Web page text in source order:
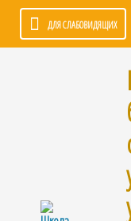
ДЛЯ СЛАБОВИДЯЩИХ